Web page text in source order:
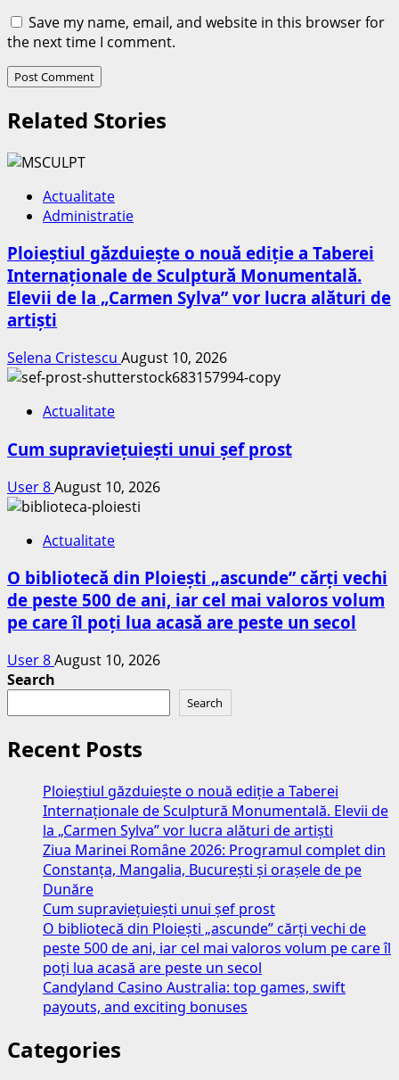
Save my name, email, and website in this browser for
the next time I comment.
Related Stories
Actualitate
Administratie
Ploieștiul găzduiește o nouă ediție a Taberei
Internaționale de Sculptură Monumentală.
Elevii de la „Carmen Sylva” vor lucra alături de
artiști
Selena Cristescu August 10, 2026
Actualitate
Cum supraviețuiești unui șef prost
User 8August 10, 2026
Actualitate
O bibliotecă din Ploiești „ascunde” cărți vechi
de peste 500 de ani, iar cel mai valoros volum
pe care îl poți lua acasă are peste un secol
User 8August 10, 2026
Search
Search
Recent Posts
Ploieștiul găzduiește o nouă ediție a Taberei
Internaționale de Sculptură Monumentală. Elevii de
la „Carmen Sylva” vor lucra alături de artiști
Ziua Marinei Române 2026: Programul complet din
Constanța, Mangalia, București și orașele de pe
Dunăre
Cum supraviețuiești unui șef prost
O bibliotecă din Ploiești „ascunde” cărți vechi de
peste 500 de ani, iar cel mai valoros volum pe care îl
poți lua acasă are peste un secol
Candyland Casino Australia: top games, swift
payouts, and exciting bonuses
Categories